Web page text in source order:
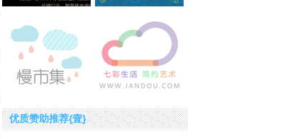
优质赞助推荐{壹}